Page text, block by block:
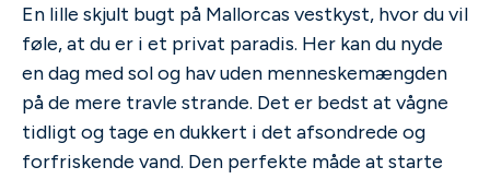
En lille skjult bugt på Mallorcas vestkyst, hvor du vil
føle, at du er i et privat paradis. Her kan du nyde
en dag med sol og hav uden menneskemængden
på de mere travle strande. Det er bedst at vågne
tidligt og tage en dukkert i det afsondrede og
forfriskende vand. Den perfekte måde at starte